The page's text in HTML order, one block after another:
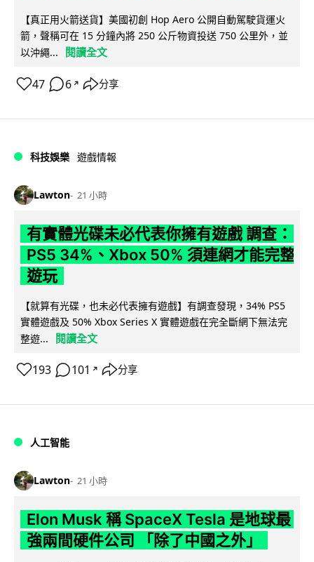
【真正用火箭送貨】美國初創 Hop Aero 公開自動駕駛貨運火
箭，聲稱可在 15 分鐘內將 250 公斤物資投送 750 公里外，並
以沖繩...
閱讀全文
47 6 ↗ 分享
科技娛樂 遊戲情報
Lawton 21 小時
有實體光碟未必代表你擁有遊戲 調查：
PS5 34%、Xbox 50% 須連網才能完整
遊玩
【就算有光碟，也未必代表擁有遊戲】有調查發現，34% PS5
實體遊戲及 50% Xbox Series X 實體遊戲在完全斷網下無法完
整遊...
閱讀全文
193 101 ↗ 分享
人工智能
Lawton 21 小時
Elon Musk 稱 SpaceX Tesla 是地球最
強兩間硬件公司 「除了中國之外」